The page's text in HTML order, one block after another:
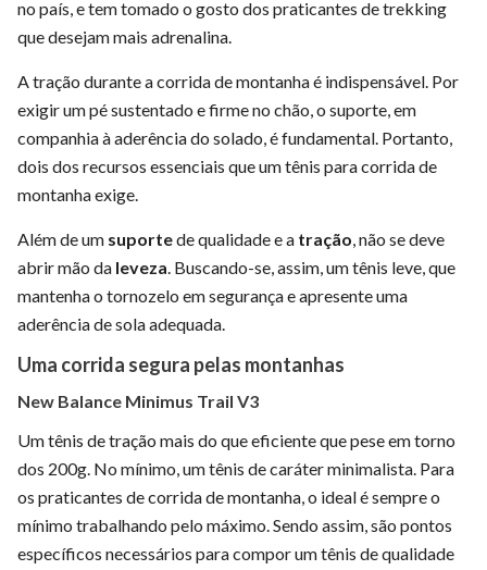
no país, e tem tomado o gosto dos praticantes de trekking
que desejam mais adrenalina.
A tração durante a corrida de montanha é indispensável. Por
exigir um pé sustentado e firme no chão, o suporte, em
companhia à aderência do solado, é fundamental. Portanto,
dois dos recursos essenciais que um tênis para corrida de
montanha exige.
Além de um suportede qualidade e a tração , não se deve
abrir mão da leveza . Buscando-se, assim, um tênis leve, que
mantenha o tornozelo em segurança e apresente uma
aderência de sola adequada.
Uma corrida segura pelas montanhas
New Balance Minimus Trail V3
Um tênis de tração mais do que eficiente que pese em torno
dos 200g. No mínimo, um tênis de caráter minimalista. Para
os praticantes de corrida de montanha, o ideal é sempre o
mínimo trabalhando pelo máximo. Sendo assim, são pontos
específicos necessários para compor um tênis de qualidade